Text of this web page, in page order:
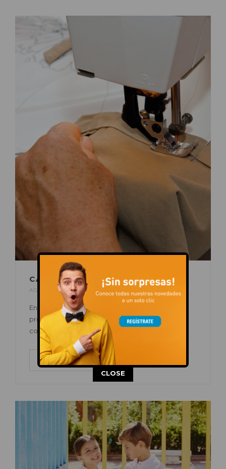
CADA PUNTADA CUENTA
AGO 28, 2025 POR C.C. AUGUSTA EN OFERTAS
En Aguja y Dedal le dan una nueva vida a tus
prendas favoritas con el arte del arreglo de
costura. ¡Acércate ya!
LEER MÁS
This popup will close in:
CLOSE